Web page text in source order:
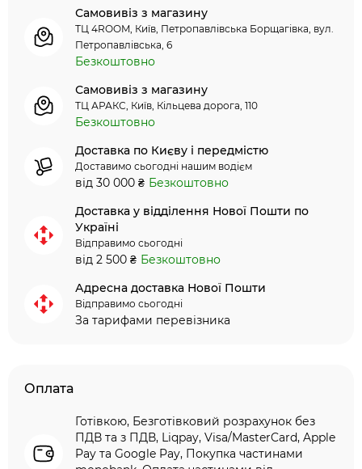
Самовивіз з магазину
ТЦ 4ROOM, Київ, Петропавлівська Борщагівка, вул.
Петропавлівська, 6
Безкоштовно
Самовивіз з магазину
ТЦ АРАКС, Київ, Кільцева дорога, 110
Безкоштовно
Доставка по Києву і передмістю
Доставимо сьогодні нашим водієм
від 30 000 ₴ Безкоштовно
Доставка у відділення Нової Пошти по
Україні
Відправимо сьогодні
від 2 500 ₴ Безкоштовно
Адресна доставка Нової Пошти
Відправимо сьогодні
За тарифами перевізника
Оплата
Готівкою, Безготівковий розрахунок без
ПДВ та з ПДВ, Liqpay, Visa/MasterCard, Apple
Pay та Google Pay, Покупка частинами